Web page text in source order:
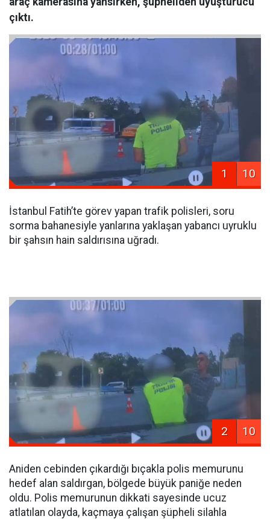
çıktı.
1 10
İstanbul Fatih’te görev yapan trafik polisleri, soru
sorma bahanesiyle yanlarına yaklaşan yabancı uyruklu
bir şahsın hain saldırısına uğradı.
2 10
Aniden cebinden çıkardığı bıçakla polis memurunu
hedef alan saldırgan, bölgede büyük paniğe neden
oldu. Polis memurunun dikkati sayesinde ucuz
atlatılan olayda, kaçmaya çalışan şüpheli silahla